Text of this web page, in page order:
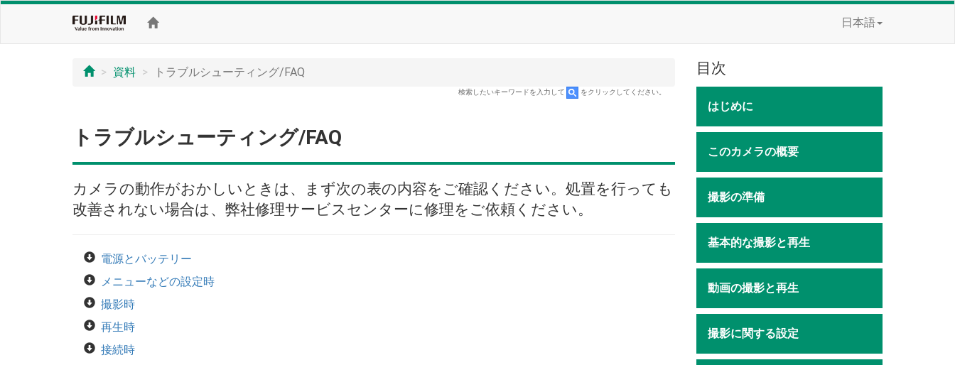
日本語
資料 トラブルシューティング/FAQ
検索したいキーワードを入力して をクリックしてください。
トラブルシューティング/FAQ
カメラの動作がおかしいときは、まず次の表の内容をご確認ください。処置を行っても
改善されない場合は、弊社修理サービスセンターに修理をご依頼ください。
電源とバッテリー
メニューなどの設定時
撮影時
再生時
接続時
目次
はじめに
このカメラの概要
撮影の準備
基本的な撮影と再生
動画の撮影と再生
撮影に関する設定